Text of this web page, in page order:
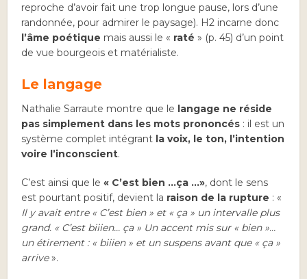
reproche d’avoir fait une trop longue pause, lors d’une
randonnée, pour admirer le paysage). H2 incarne donc
l’âme poétique mais aussi le « raté» (p. 45) d’un point
de vue bourgeois et matérialiste.
Le langage
Nathalie Sarraute montre que le langage ne réside
pas simplement dans les mots prononcés : il est un
système complet intégrant la voix, le ton, l’intention
voire l’inconscient.
C’est ainsi que le« C’est bien …ça …», dont le sens
est pourtant positif, devient la raison de la rupture : «
Il y avait entre « C’est bien » et « ça » un intervalle plus
grand. « C’est biiien… ça » Un accent mis sur « bien »…
un étirement : « biiien » et un suspens avant que « ça »
arrive».